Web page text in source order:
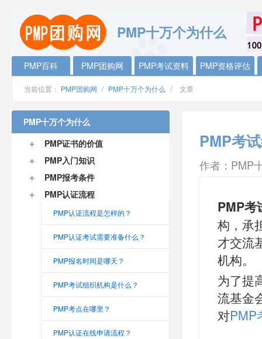
PMP十万个为什么
PMP百科 PMP团购网 PMP考试资料 PMP资格评估
当前位置： PMP团购网 / PMP十万个为什么 / 文章
PMP考
作者：PMP
PMP考
构，承
才交流
机构。
为了提
流基金
对PMP
PMP十万个为什么
+ PMP证书的价值
+ PMP入门知识
+ PMP报考条件
+ PMP认证流程
PMP认证流程是怎样的？
PMP认证考试需要准备什么？
PMP报名时间是哪天？
PMP考试组织机构是什么？
PMP考点在哪里？
PMP认证在线申请流程？